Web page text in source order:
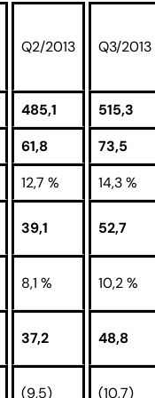
Q2/2013 Q3/2013
485,1
515,3
61,8
73,5
12,7 %
14,3 %
39,1 52,7
8,1 % 10,2 %
37,2 48,8
(9,5) (10,7)